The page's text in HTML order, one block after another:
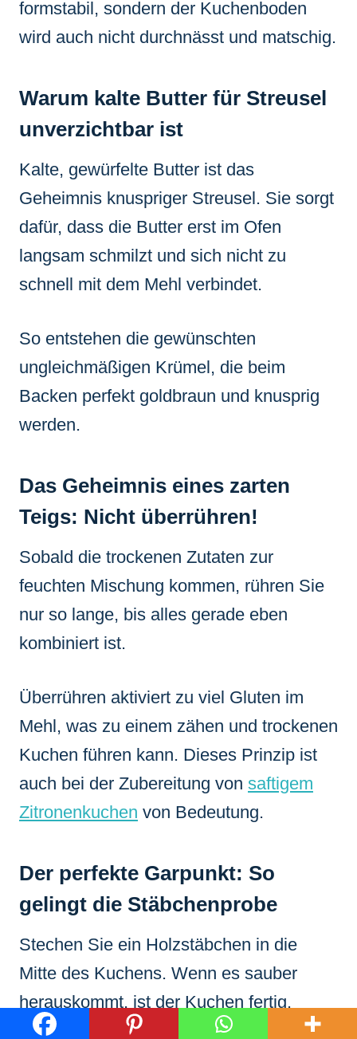
formstabil, sondern der Kuchenboden
wird auch nicht durchnässt und matschig.
Warum kalte Butter für Streusel
unverzichtbar ist
Kalte, gewürfelte Butter ist das
Geheimnis knuspriger Streusel. Sie sorgt
dafür, dass die Butter erst im Ofen
langsam schmilzt und sich nicht zu
schnell mit dem Mehl verbindet.
So entstehen die gewünschten
ungleichmäßigen Krümel, die beim
Backen perfekt goldbraun und knusprig
werden.
Das Geheimnis eines zarten
Teigs: Nicht überrühren!
Sobald die trockenen Zutaten zur
feuchten Mischung kommen, rühren Sie
nur so lange, bis alles gerade eben
kombiniert ist.
Überrühren aktiviert zu viel Gluten im
Mehl, was zu einem zähen und trockenen
Kuchen führen kann. Dieses Prinzip ist
auch bei der Zubereitung von saftigem
Zitronenkuchen von Bedeutung.
Der perfekte Garpunkt: So
gelingt die Stäbchenprobe
Stechen Sie ein Holzstäbchen in die
Mitte des Kuchens. Wenn es sauber
herauskommt, ist der Kuchen fertig.